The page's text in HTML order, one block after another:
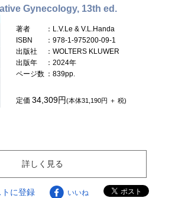
Gynecology, 13th ed.
著者
：L.V.Le & V.L.Handa
ISBN
：978-1-975200-09-1
出版社
：WOLTERS KLUWER
出版年
：2024年
ページ数 ：839pp.
定価34,309円(本体31,190円 ＋ 税)
詳しく見る
に登録 いいね